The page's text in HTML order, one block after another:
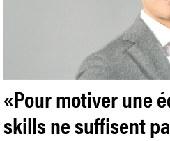
«Pour motiver une
skills ne suffisent